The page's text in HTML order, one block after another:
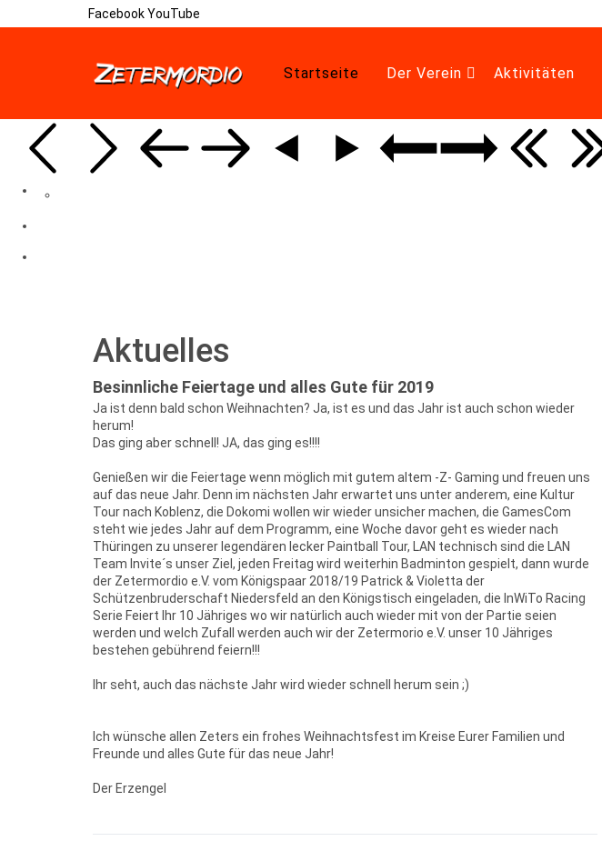
FacebookYouTube
Startseite Der Verein Aktivitäten
Aktuelles
Besinnliche Feiertage und alles Gute für 2019
Ja ist denn bald schon Weihnachten? Ja, ist es und das Jahr ist auch schon wieder
herum!
Das ging aber schnell! JA, das ging es!!!!
Genießen wir die Feiertage wenn möglich mit gutem altem -Z- Gaming und freuen uns
auf das neue Jahr. Denn im nächsten Jahr erwartet uns unter anderem, eine Kultur
Tour nach Koblenz, die Dokomi wollen wir wieder unsicher machen, die GamesCom
steht wie jedes Jahr auf dem Programm, eine Woche davor geht es wieder nach
Thüringen zu unserer legendären lecker Paintball Tour, LAN technisch sind die LAN
Team Invite´s unser Ziel, jeden Freitag wird weiterhin Badminton gespielt, dann wurde
der Zetermordio e.V. vom Königspaar 2018/19 Patrick & Violetta der
Schützenbruderschaft Niedersfeld an den Königstisch eingeladen, die InWiTo Racing
Serie Feiert Ihr 10 Jähriges wo wir natürlich auch wieder mit von der Partie seien
werden und welch Zufall werden auch wir der Zetermorio e.V. unser 10 Jähriges
bestehen gebührend feiern!!!
Ihr seht, auch das nächste Jahr wird wieder schnell herum sein ;)
Ich wünsche allen Zeters ein frohes Weihnachtsfest im Kreise Eurer Familien und
Freunde und alles Gute für das neue Jahr!
Der Erzengel